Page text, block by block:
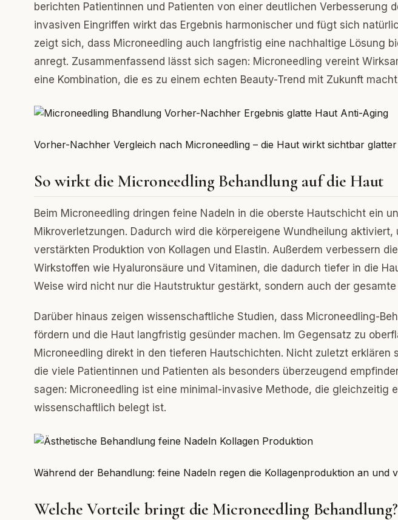
berichten Patientinnen und Patienten von einer deutlichen Verbesserung
invasiven Eingriffen wirkt das Ergebnis harmonischer und fügt sich
zeigt sich, dass Microneedling auch langfristig eine nachhaltige Lösung
anregt. Zusammenfassend lässt sich sagen: Microneedling vereint
eine Kombination, die es zu einem echten Beauty-Trend mit Zukunft
Vorher-Nachher Vergleich nach Microneedling – die Haut wirkt sichtbar
So wirkt die Microneedling Behandlung auf die Haut
Beim Microneedling dringen feine Nadeln in die oberste Hautschicht ein
Mikroverletzungen. Dadurch wird die körpereigene Wundheilung
verstärkten Produktion von Kollagen und Elastin. Außerdem verbessern
Wirkstoffen wie Hyaluronsäure und Vitaminen, die dadurch tiefer in die
Weise wird nicht nur die Hautstruktur gestärkt, sondern auch der
Darüber hinaus zeigen wissenschaftliche Studien, dass Microneedling-
fördern und die Haut langfristig gesünder machen. Im Gegensatz zu
Microneedling direkt in den tieferen Hautschichten. Nicht zuletzt erklären
die viele Patientinnen und Patienten als besonders überzeugend
sagen: Microneedling ist eine minimal-invasive Methode, die gleichzeitig
wissenschaftlich belegt ist.
Während der Behandlung: feine Nadeln regen die Kollagenproduktion an und
Welche Vorteile bringt die Microneedling Behandlung?